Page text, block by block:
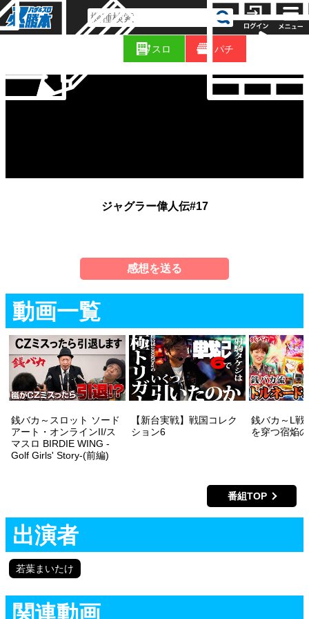
コ
ラ
ム
スロ パチ
ジャグラー偉人伝#17
感想を送る
動画一覧
銭バカ～スロット ソード
アート・オンラインII/ス
マスロ BIRDIE WING -
Golf Girls' Story-(前編)
【新台実戦】戦国コレク
ション6
銭バカ～L戦
を穿つ宿焔
番組TOP
出演者
若葉まいたけ
関連動画